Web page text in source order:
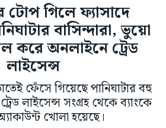
গিলে ফ্যাসাদে
বাসিন্দারা, ভুয়ো
করে অনলাইনে ট্রেড
লাইসেন্স
ফেঁসে গিয়েছে পানিঘাটার বহু
লাইসেন্স সংগ্রহ থেকে ব্যাংকে
খোলা হয়েছে।